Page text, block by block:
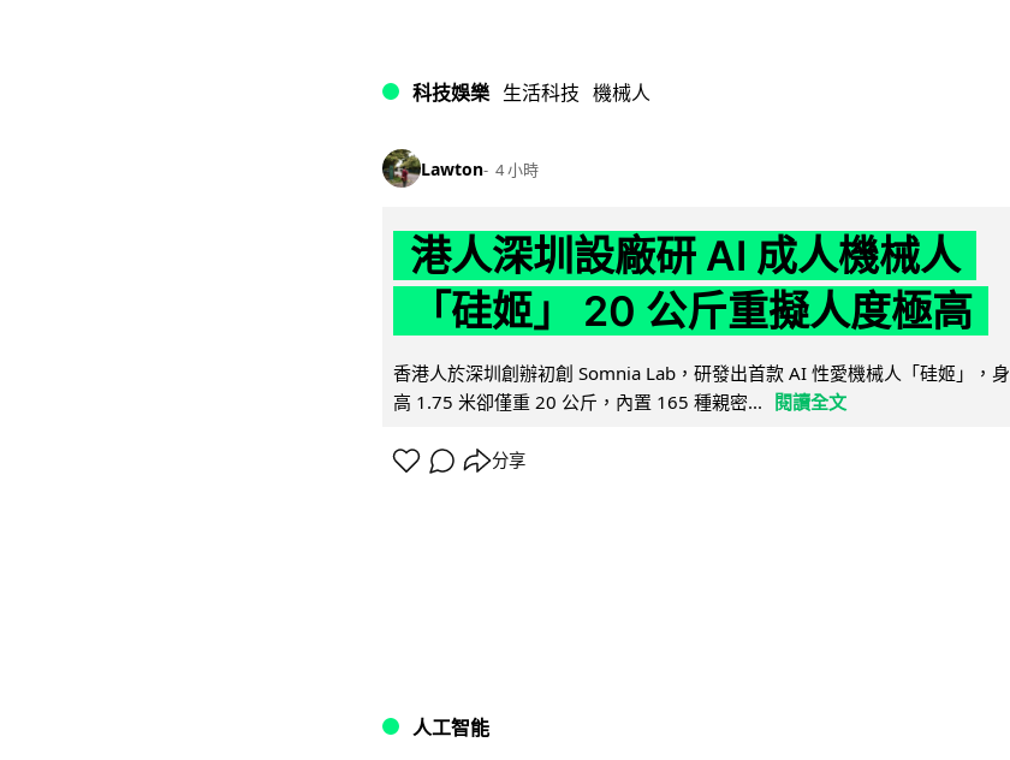
科技娛樂 生活科技 機械人
Lawton 4 小時
港人深圳設廠研 AI 成人機械人
「硅姬」 20 公斤重擬人度極高
香港人於深圳創辦初創 Somnia Lab，研發出首款 AI 性愛機械人「硅姬」，身
高 1.75 米卻僅重 20 公斤，內置 165 種親密...
閱讀全文
分享
人工智能